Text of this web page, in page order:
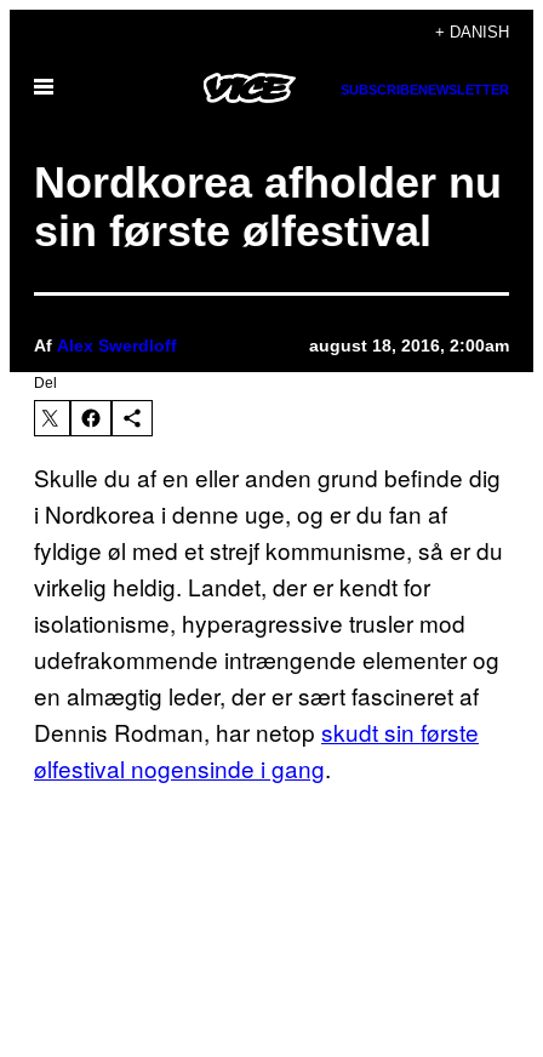
indhold
+ DANISH
Åbn
SUBSCRIBENEWSLETTER
Nordkorea afholder nu
sin første ølfestival
Af Alex Swerdloff august 18, 2016, 2:00am
Del
Skulle du af en eller anden grund befinde dig
i Nordkorea i denne uge, og er du fan af
fyldige øl med et strejf kommunisme, så er du
virkelig heldig. Landet, der er kendt for
isolationisme, hyperagressive trusler mod
udefrakommende intrængende elementer og
en almægtig leder, der er sært fascineret af
Dennis Rodman, har netop skudt sin første
ølfestival nogensinde i gang.